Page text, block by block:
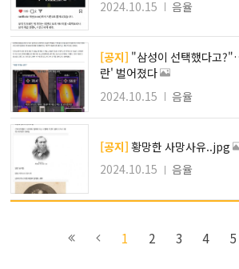
2024.10.15
음율
[공지]
란' 벌어졌다
2024.10.15
음율
[공지] 황망한 사망사유..jpg
2024.10.15
음율
블록으로페이지로
1 2 3 4 5